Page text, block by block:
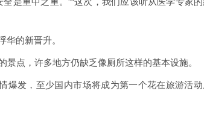
的新晋升。
点，许多地方仍缺乏像厕所这样的基本设施。
爆发，至少国内市场将成为第一个花在旅游活